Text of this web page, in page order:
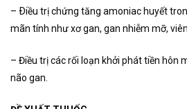
– Ðiều trị chứng tăng amoniac huyết
mãn tính như xơ gan, gan nhiễm mỡ,
– Điều trị các rối loạn khởi phát tiền hôn
não gan.